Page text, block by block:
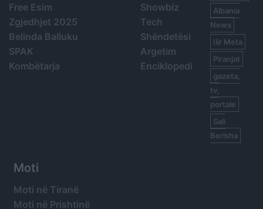
Free Esim
Zgjedhjet 2025
Belinda Balluku
SPAK
Kombëtarja
Showbiz
Tech
Shëndetësi
Argetim
Enciklopedi
Albania
News
Ilir Meta
Piranjat
gazeta,
tv,
portale
Sali
Berisha
Moti
Moti në Tiranë
Moti në Prishtinë